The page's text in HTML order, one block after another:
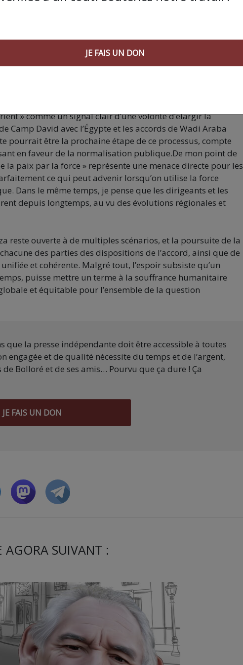
commercial de Rafah reprendra son travail à partir de
d’aide humanitaire et de marchandises diverses.
les passagers, les informations restent contradictoires
fiables indiquent que l’accord de 2005 sera rétabli,
confiée à Israël et à l’Autorité nationale palestinienne,
président américain Donald Trump sur la «
» comme un signal clair d’une volonté d’élargir la
Camp David avec l’Égypte et les accords de Wadi Araba
pourrait être la prochaine étape de ce processus, compte
en faveur de la normalisation publique.De mon point de
la paix par la force » représente une menace directe pour les
ce qui peut advenir lorsqu’on utilise la force
Dans le même temps, je pense que les dirigeants et les
depuis longtemps, au vu des évolutions régionales et
reste ouverte à de multiples scénarios, et la poursuite de la
des parties des dispositions de l’accord, ainsi que de
et cohérente. Malgré tout, l’espoir subsiste qu’un
puisse mettre un terme à la souffrance humanitaire
et équitable pour l’ensemble de la question
que la presse indépendante doit être accessible à toutes
et de qualité nécessite du temps et de l’argent,
Bolloré et de ses amis… Pourvu que ça dure ! Ça
JE FAIS UN DON
AGORA SUIVANT :
JE FAIS UN DON